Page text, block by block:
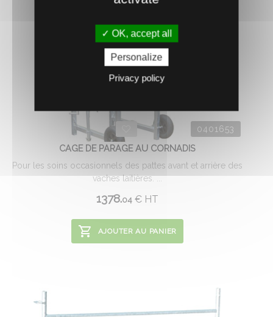
0401653
CAGE DE PARAGE AU CORNADIS
Pour les soins occasionnels des pattes avant et arrière des
vaches laitières. ...
1378.04 € HT
AJOUTER AU PANIER
OK, accept all
Personalize
Privacy policy